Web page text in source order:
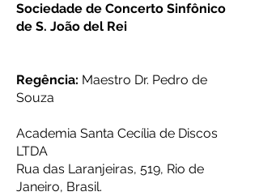
Sociedade de Concerto Sinfônico
de S. João del Rei
Regência: Maestro Dr. Pedro de
Souza
Academia Santa Cecília de Discos
LTDA
Rua das Laranjeiras, 519, Rio de
Janeiro, Brasil.